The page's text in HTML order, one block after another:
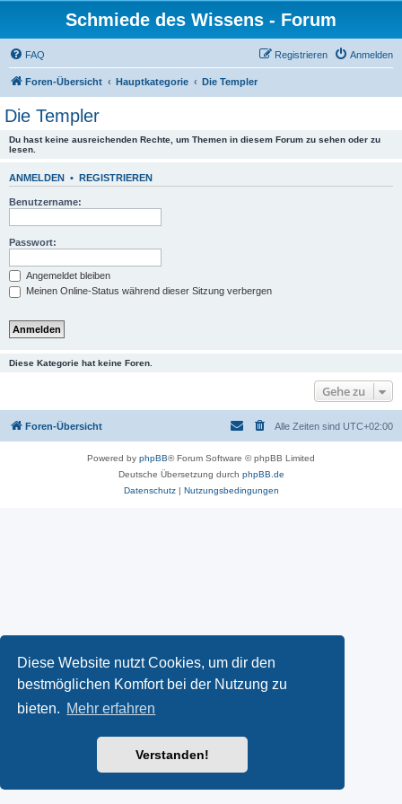
Diese Website nutzt Cookies, um dir den
bestmöglichen Komfort bei der Nutzung zu
bieten. Mehr erfahren
Verstanden!
Schmiede des Wissens - Forum
FAQ Anmelden
Registrieren
Foren-Übersicht Hauptkategorie Die Templer
Die Templer
Du hast keine ausreichenden Rechte, um Themen in diesem Forum zu sehen oder zu
lesen.
ANMELDEN • REGISTRIEREN
Benutzername:
Passwort:
Angemeldet bleiben
Meinen Online-Status während dieser Sitzung verbergen
Diese Kategorie hat keine Foren.
Gehe zu
Foren-Übersicht Alle Zeiten sind UTC+02:00
Powered by phpBB® Forum Software © phpBB Limited
Deutsche Übersetzung durch phpBB.de
Datenschutz| Nutzungsbedingungen